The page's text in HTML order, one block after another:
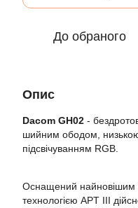
До обраного
Опис
Dacom GH02 -
шийним ободом,
підсвічуванням RGB.
Оснащений найновішим
технологією APT III